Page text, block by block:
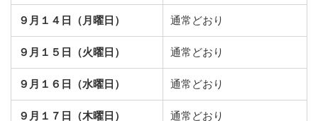
９月１４日（月曜日） 通常どおり
９月１５日（火曜日） 通常どおり
９月１６日（水曜日） 通常どおり
９月１７日（木曜日） 通常どおり